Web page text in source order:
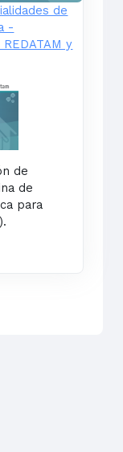
de
-
y
de
de
para